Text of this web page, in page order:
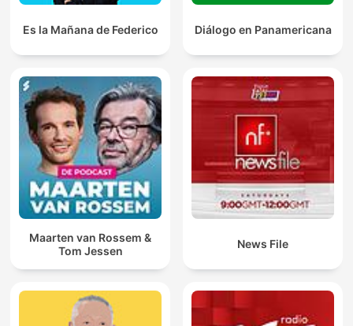
Es la Mañana de Federico Diálogo en Panamericana
Maarten van Rossem &
Tom Jessen
News File